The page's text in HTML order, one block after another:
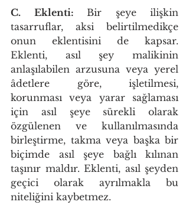
C. Eklenti: Bir şeye ilişkin
tasarruflar, aksi belirtilmedikçe
onun eklentisini de kapsar.
Eklenti, asıl şey malikinin
anlaşılabilen arzusuna veya yerel
âdetlere göre, işletilmesi,
korunması veya yarar sağlaması
için asıl şeye sürekli olarak
özgülenen ve kullanılmasında
birleştirme, takma veya başka bir
biçimde asıl şeye bağlı kılınan
taşınır maldır. Eklenti, asıl şeyden
geçici olarak ayrılmakla bu
niteliğini kaybetmez.